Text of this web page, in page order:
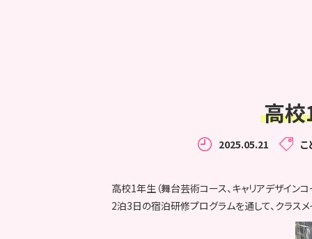
高校
2025.05.21
高校1年生（舞台芸術コース、キャリアデザイン
2泊3日の宿泊研修プログラムを通して、クラス